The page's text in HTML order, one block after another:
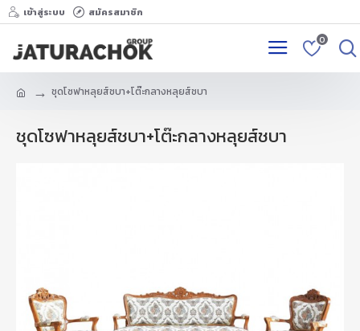
เข้าสู่ระบบ สมัครสมาชิก
0
ชุดโซฟาหลุยส์ชบา+โต๊ะกลางหลุยส์ชบา
ชุดโซฟาหลุยส์ชบา+โต๊ะกลางหลุยส์ชบา